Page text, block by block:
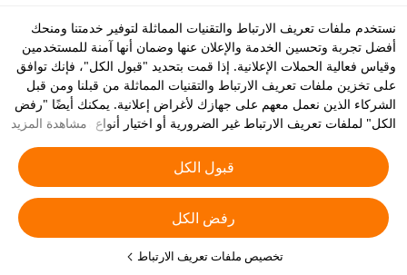
نستخدم ملفات تعريف الارتباط والتقنيات المماثلة لتوفير خدمتنا ومنحك
أفضل تجربة وتحسين الخدمة والإعلان عنها وضمان أنها آمنة للمستخدمين
وقياس فعالية الحملات الإعلانية. إذا قمت بتحديد "قبول الكل"، فإنك توافق
على تخزين ملفات تعريف الارتباط والتقنيات المماثلة من قبلنا ومن قبل
الشركاء الذين نعمل معهم على جهازك لأغراض إعلانية. يمكنك أيضًا "رفض
الكل" لملفات تعريف الارتباط غير الضرورية أو اختيار أنواع ملفات تعريف
تعريف الارتباط" أدناه أو في أي وقت من إعدادات الخصوصية الخاصة بك.
يمكنك الاطلاع على
سياسة ملفات تعريف الارتباط والتقنيات المشابهة
للحصول على المزيد من التفاصيل.
مشاهدة المزيد
قبول الكل
رفض الكل
تخصيص ملفات تعريف الارتباط